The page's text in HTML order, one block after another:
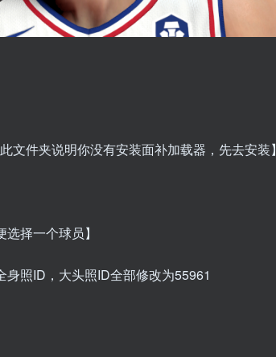
件夹说明你没有安装面补加载器，先去安装】
择一个球员】
照ID，大头照ID全部修改为55961